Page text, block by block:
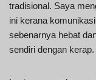
tradisional. Saya
ini kerana
sebenarnya hebat
sendiri dengan kerap.